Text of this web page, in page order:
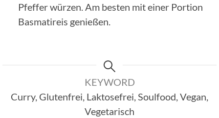
Pfeffer würzen. Am besten mit einer Portion
Basmatireis genießen.
KEYWORD
Curry, Glutenfrei, Laktosefrei, Soulfood, Vegan,
Vegetarisch